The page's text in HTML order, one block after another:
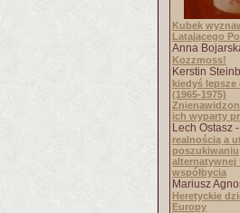
Kubek
Latającego
Anna
Kozzmoss!
Kerstin
kiedyś lepsze
(1965-1975)
ich wyparty
Lech Ostasz -
realnością a
poszukiwaniu
alternatywnej
współbycia
Mariusz
Heretyckie
Europy